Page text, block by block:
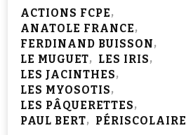
ACTIONS FCPE
ANATOLE FRANCE
FERDINAND BUISSON
LE MUGUET
LES IRIS
LES JACINTHES
LES MYOSOTIS
LES PÂQUERETTES
PAUL BERT
PÉRISCOLAIRE